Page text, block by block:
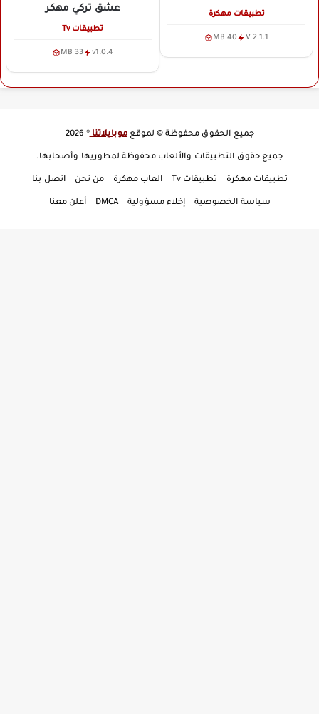
عشق تركي مهكر
تطبيقات Tv
v1.0.4
33 MB
تطبيقات مهكرة
V 2.1.1
40 MB
جميع الحقوق محفوظة © لموقعموبايلاتنا® 2026
جميع حقوق التطبيقات والألعاب محفوظة لمطوريها وأصحابها.
تطبيقات مهكرة تطبيقات Tv العاب مهكرة من نحن اتصل بنا
سياسة الخصوصية إخلاء مسؤولية DMCA أعلن معنا